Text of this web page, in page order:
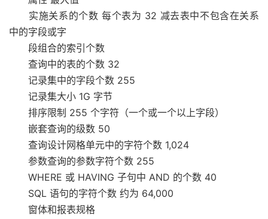
实施关系的个数 每个表为 32 减去表中不包含在关系
中的字段或字
段组合的索引个数
查询中的表的个数 32
记录集中的字段个数 255
记录集大小 1G 字节
排序限制 255 个字符（一个或一个以上字段）
嵌套查询的级数 50
查询设计网格单元中的字符个数 1,024
参数查询的参数字符个数 255
WHERE 或 HAVING 子句中 AND 的个数 40
SQL 语句的字符个数 约为 64,000
窗体和报表规格